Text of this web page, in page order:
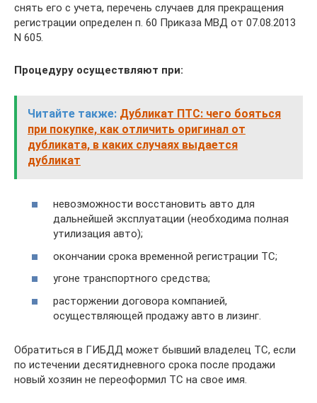
снять его с учета, перечень случаев для прекращения
регистрации определен п. 60 Приказа МВД от 07.08.2013
N 605.
Процедуру осуществляют при:
Читайте также: Дубликат ПТС: чего бояться
при покупке, как отличить оригинал от
дубликата, в каких случаях выдается
дубликат
невозможности восстановить авто для
дальнейшей эксплуатации (необходима полная
утилизация авто);
окончании срока временной регистрации ТС;
угоне транспортного средства;
расторжении договора компанией,
осуществляющей продажу авто в лизинг.
Обратиться в ГИБДД может бывший владелец ТС, если
по истечении десятидневного срока после продажи
новый хозяин не переоформил ТС на свое имя.